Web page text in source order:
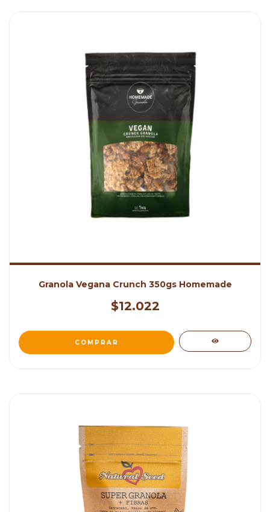
Granola Vegana Crunch 350gs Homemade
$12.022